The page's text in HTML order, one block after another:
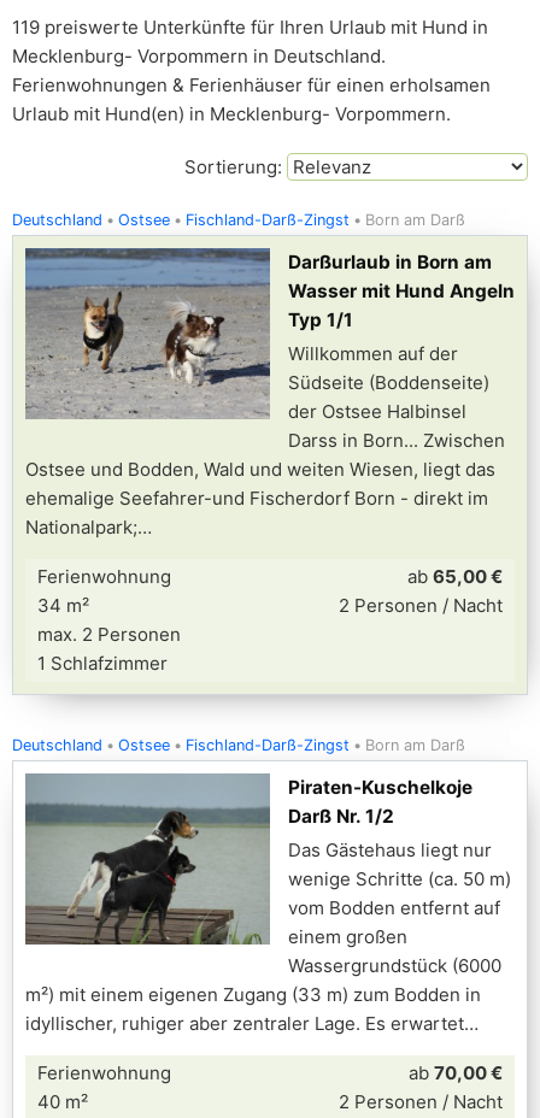
119 preiswerte Unterkünfte für Ihren Urlaub mit Hund in
Mecklenburg- Vorpommern in Deutschland.
Ferienwohnungen & Ferienhäuser für einen erholsamen
Urlaub mit Hund(en) in Mecklenburg- Vorpommern.
Sortierung:
Deutschland Ostsee Fischland-Darß-Zingst Born am Darß
Darßurlaub in Born am
Wasser mit Hund Angeln
Typ 1/1
Willkommen auf der
Südseite (Boddenseite)
der Ostsee Halbinsel
Darss in Born... Zwischen
Ostsee und Bodden, Wald und weiten Wiesen, liegt das
ehemalige Seefahrer-und Fischerdorf Born - direkt im
Nationalpark;
Ferienwohnung
34 m²
max. 2 Personen
1 Schlafzimmer
ab 65,00 €
2 Personen / Nacht
Deutschland Ostsee Fischland-Darß-Zingst Born am Darß
Piraten-Kuschelkoje
Darß Nr. 1/2
Das Gästehaus liegt nur
wenige Schritte (ca. 50 m)
vom Bodden entfernt auf
einem großen
Wassergrundstück (6000
m²) mit einem eigenen Zugang (33 m) zum Bodden in
idyllischer, ruhiger aber zentraler Lage. Es erwartet
Ferienwohnung
40 m²
ab 70,00 €
2 Personen / Nacht